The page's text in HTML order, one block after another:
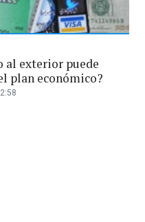
al exterior puede
plan económico?